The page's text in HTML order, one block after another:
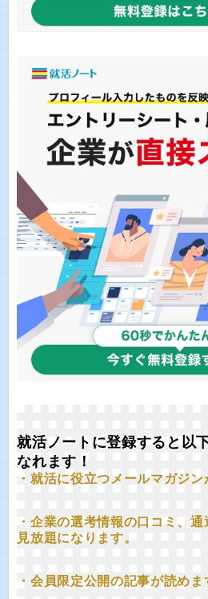
就活ノートに登録すると以
なれます！
・就活に役立つメールマガジン
・企業の選考情報の口コミ、
見放題になります。
・会員限定公開の記事が読めま